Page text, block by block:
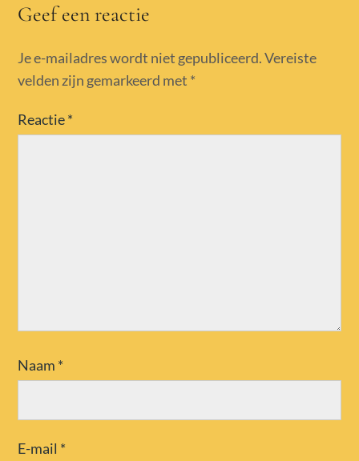
Geef een reactie
Je e-mailadres wordt niet gepubliceerd. Vereiste
velden zijn gemarkeerd met *
Reactie*
Naam *
E-mail *